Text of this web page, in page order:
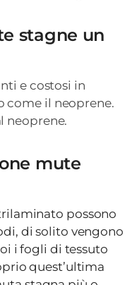
stagne un
e costosi in
come il neoprene.
neoprene.
mute
possono
di solito vengono
i fogli di tessuto
quest’ultima